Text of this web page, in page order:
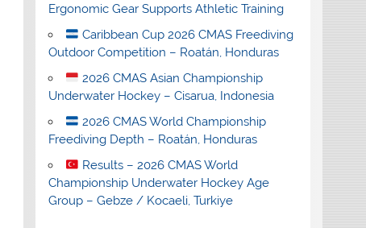
Ergonomic Gear Supports Athletic Training
Caribbean Cup 2026 CMAS Freediving
Outdoor Competition – Roatán, Honduras
2026 CMAS Asian Championship
Underwater Hockey – Cisarua, Indonesia
2026 CMAS World Championship
Freediving Depth – Roatán, Honduras
Results – 2026 CMAS World
Championship Underwater Hockey Age
Group – Gebze / Kocaeli, Turkiye